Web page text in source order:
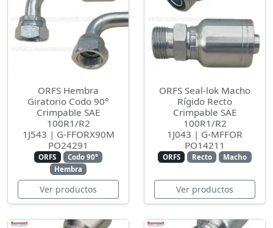
ORFS Hembra
Giratorio Codo 90°
Crimpable SAE
100R1/R2
1J543 | G-FFORX90M
PO24291
ORFS
Codo 90°
Hembra
Ver productos
ORFS Seal-lok Macho
Rígido Recto
Crimpable SAE
100R1/R2
1J043 | G-MFFOR
PO14211
ORFS Recto Macho
Ver productos